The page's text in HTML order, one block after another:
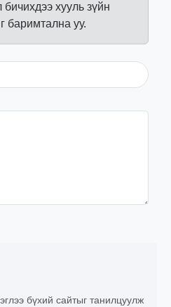
бичихдээ хууль зүйн
баримтална уу.
бүхий сайтыг танилцуулж